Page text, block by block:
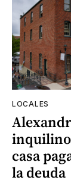
LOCALES
casa
la deuda